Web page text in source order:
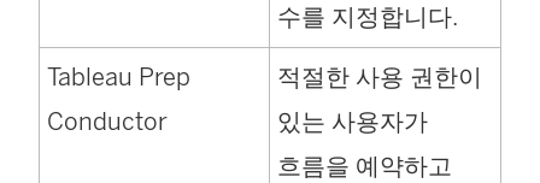
수를 지정합니다.
Tableau Prep
Conductor
적절한 사용 권한이
있는 사용자가
흐름을 예약하고